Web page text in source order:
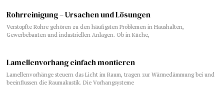
Rohrreinigung – Ursachen und Lösungen
Verstopfte Rohre gehören zu den häufigsten Problemen in Haushalten,
Gewerbebauten und industriellen Anlagen. Ob in Küche,
Lamellenvorhang einfach montieren
Lamellenvorhänge steuern das Licht im Raum, tragen zur Wärmedämmung bei und
beeinflussen die Raumakustik. Die Vorhangsysteme